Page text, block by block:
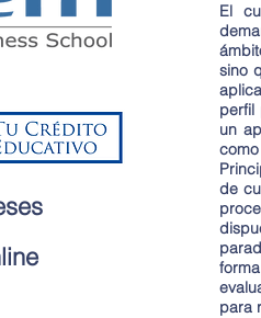
El
sino
perfil
un
de
para